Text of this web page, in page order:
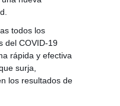
todos los
del COVID-19
rápida y efectiva
surja,
los resultados de